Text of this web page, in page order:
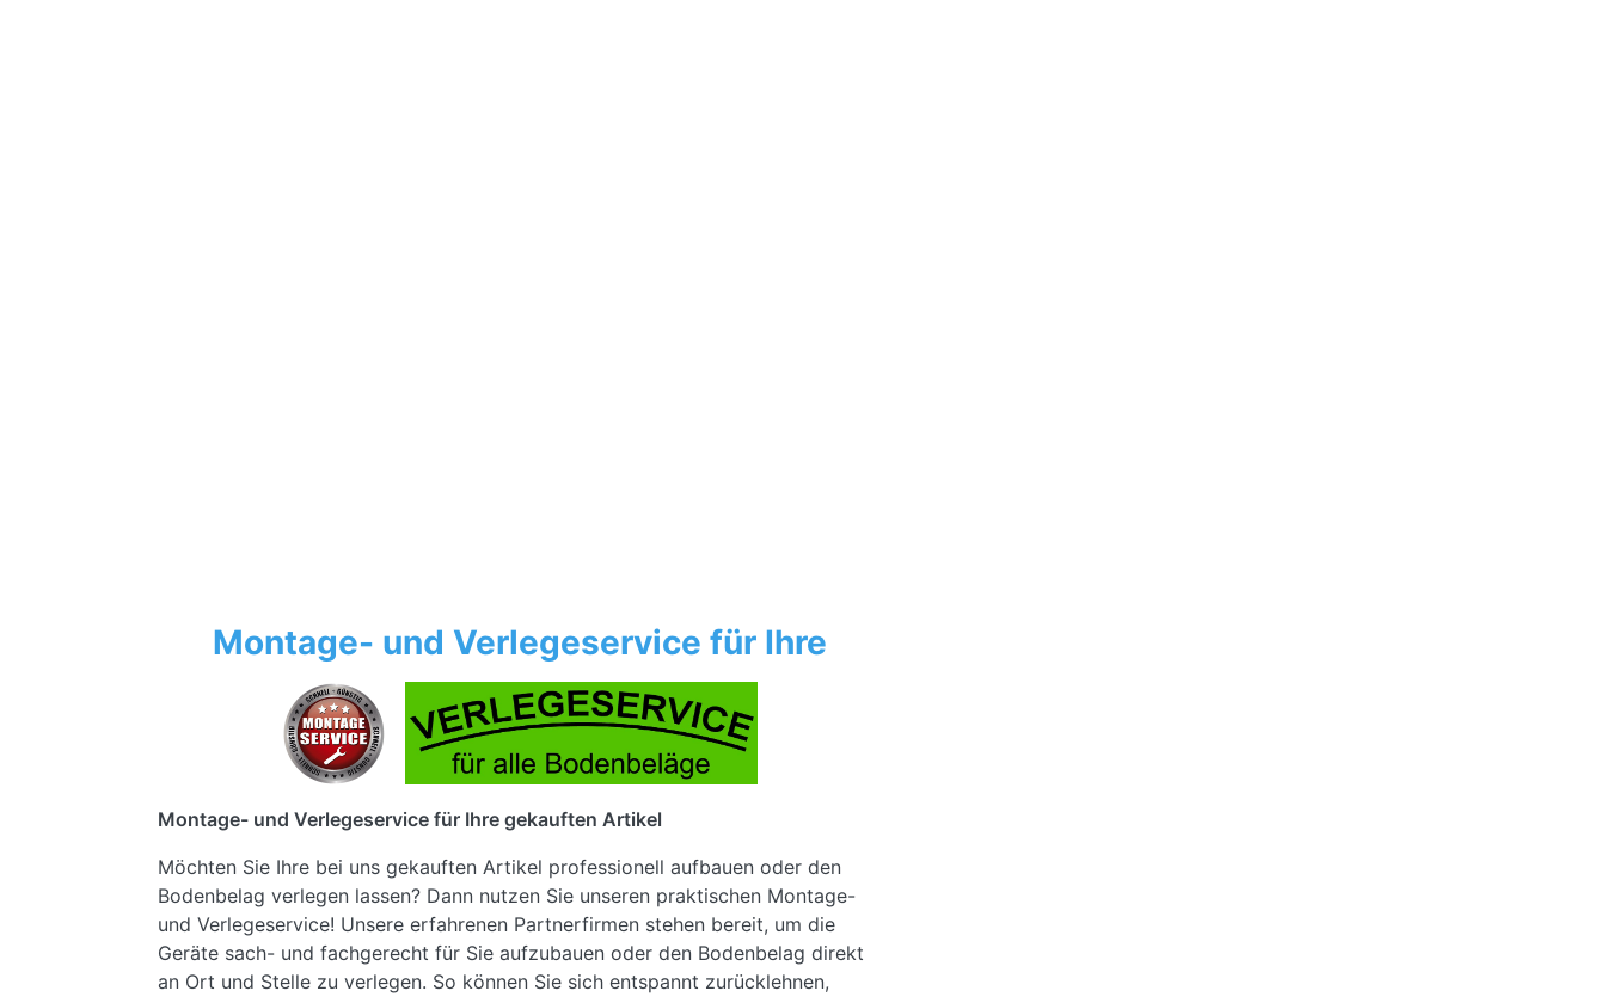
Montage- und Verlegeservice für Ihre
Montage- und Verlegeservice für Ihre gekauften Artikel
Möchten Sie Ihre bei uns gekauften Artikel professionell aufbauen oder den
Bodenbelag verlegen lassen? Dann nutzen Sie unseren praktischen Montage-
und Verlegeservice! Unsere erfahrenen Partnerfirmen stehen bereit, um die
Geräte sach- und fachgerecht für Sie aufzubauen oder den Bodenbelag direkt
an Ort und Stelle zu verlegen. So können Sie sich entspannt zurücklehnen,